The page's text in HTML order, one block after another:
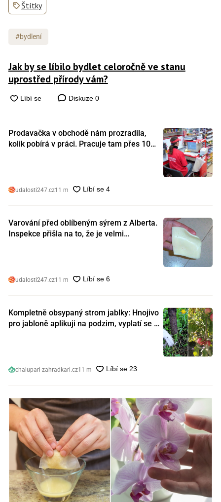
Štítky
#bydlení
Jak by se líbilo bydlet celoročně ve stanu
uprostřed přírody vám?
Diskuze 0
Prodavačka v obchodě nám prozradila,
kolik pobírá v práci. Pracuje tam přes 10
udalosti247.cz11 m
Varování před oblíbeným sýrem z Alberta.
Inspekce přišla na to, že je velmi
udalosti247.cz11 m
Kompletně obsypaný strom jablky: Hnojivo
pro jabloně aplikuji na podzim, vyplatí se s
chalupari-zahradkari.cz11 m